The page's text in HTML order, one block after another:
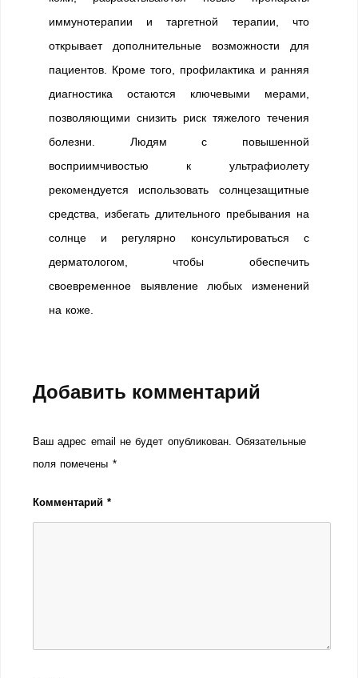
иммунотерапии и таргетной терапии, что
открывает дополнительные возможности для
пациентов. Кроме того, профилактика и ранняя
диагностика остаются ключевыми мерами,
позволяющими снизить риск тяжелого течения
болезни. Людям с повышенной
восприимчивостью к ультрафиолету
рекомендуется использовать солнцезащитные
средства, избегать длительного пребывания на
солнце и регулярно консультироваться с
дерматологом, чтобы обеспечить
своевременное выявление любых изменений
на коже.
Добавить комментарий
Ваш адрес email не будет опубликован. Обязательные
поля помечены *
Комментарий*